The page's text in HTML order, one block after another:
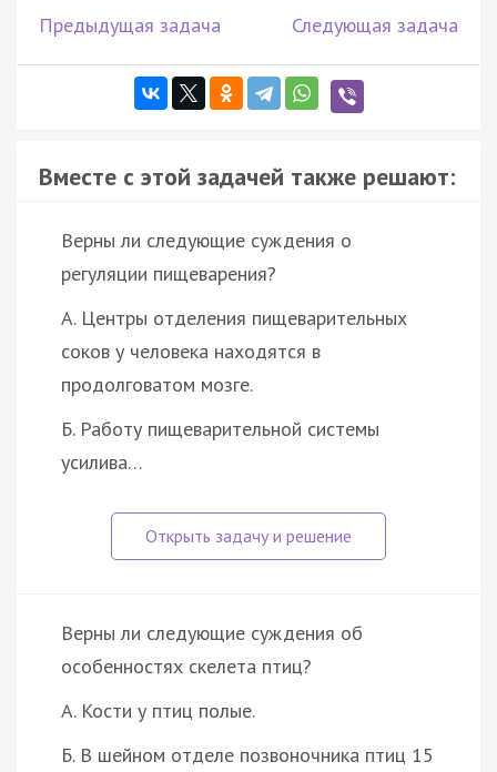
Предыдущая задача Следующая задача
Вместе с этой задачей также решают:
Верны ли следующие суждения о
регуляции пищеварения?
А. Центры отделения пищеварительных
соков у человека находятся в
продолговатом мозге.
Б. Работу пищеварительной системы
усилива…
Верны ли следующие суждения об
особенностях скелета птиц?
А. Кости у птиц полые.
Б. В шейном отделе позвоночника птиц 15